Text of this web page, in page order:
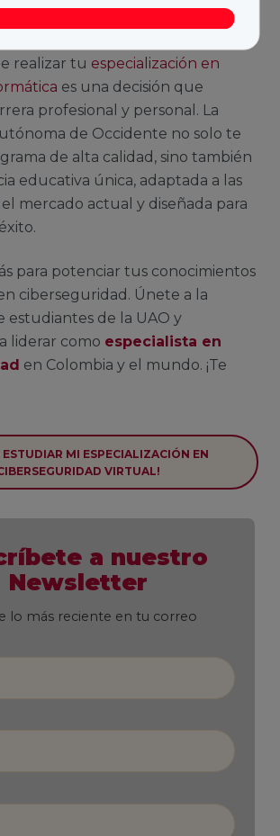
realizar tu especialización en
es una decisión que
profesional y personal. La
de Occidente no solo te
de alta calidad, sino también
educativa única, adaptada a las
mercado actual y diseñada para
para potenciar tus conocimientos
ciberseguridad. Únete a la
estudiantes de la UAO y
liderar como especialista en
en Colombia y el mundo. ¡Te
ESTUDIAR MI ESPECIALIZACIÓN EN
VIRTUAL!